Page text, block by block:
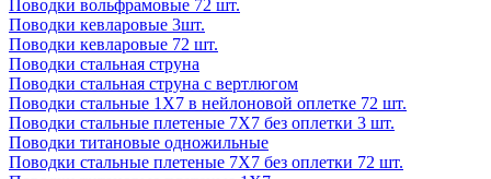
Поводки вольфрамовые 72 шт.
Поводки кевларовые 3шт.
Поводки кевларовые 72 шт.
Поводки стальная струна
Поводки стальная струна с вертлюгом
Поводки стальные 1X7 в нейлоновой оплетке 72 шт.
Поводки стальные плетеные 7X7 без оплетки 3 шт.
Поводки титановые одножильные
Поводки стальные плетеные 7X7 без оплетки 72 шт.